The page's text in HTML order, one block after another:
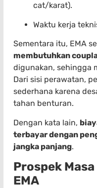
cat/karat).
Waktu kerja
Sementara itu, EMA
membutuhkan
digunakan, sehingga
Dari sisi perawatan,
sederhana karena
tahan benturan.
Dengan kata lain,
terbayar dengan
jangka panjang.
Prospek
EMA